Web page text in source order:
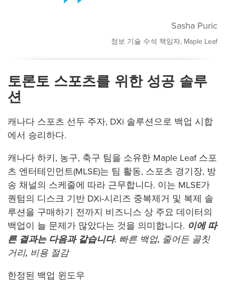
Sasha Puric
정보 기술 수석 책임자, Maple Leaf
토론토 스포츠를 위한 성공 솔루
션
캐나다 스포츠 선두 주자, DXi 솔루션으로 백업 시합
에서 승리하다.
캐나다 하키, 농구, 축구 팀을 소유한 Maple Leaf 스포
츠 엔터테인먼트(MLSE)는 팀 활동, 스포츠 경기장, 방
송 채널의 스케줄에 따라 근무합니다. 이는 MLSE가
퀀텀의 디스크 기반 DXi-시리즈 중복제거 및 복제 솔
루션을 구매하기 전까지 비즈니스 상 주요 데이터의
백업이 늘 문제가 많았다는 것을 의미합니다. 이에 따
른 결과는 다음과 같습니다. 빠른 백업, 줄어든 골칫
거리, 비용 절감
한정된 백업 윈도우